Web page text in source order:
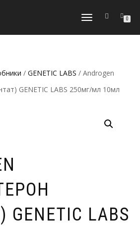
МОБІЛЬНЕ
0
/ GENETIC LABS / Androgen
GENETIC LABS 250мг/мл 10мл
LABS